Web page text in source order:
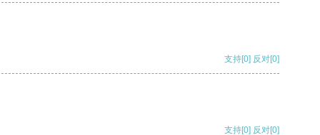
支持[0] 反对[0]
支持[0] 反对[0]